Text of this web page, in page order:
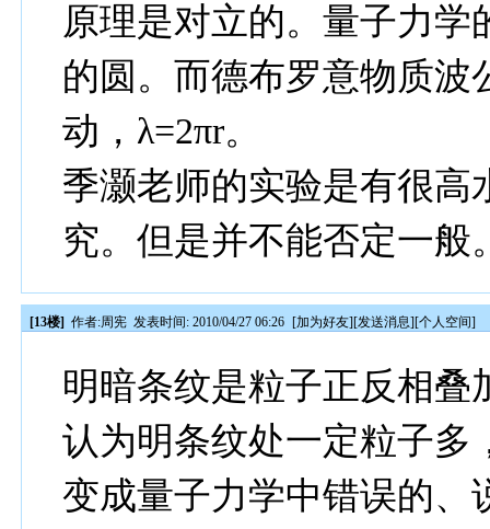
原理是对立的。量子力
的圆。而德布罗意物质波
动，λ=2πr。
季灏老师的实验是有很高
究。但是并不能否定一般
[13楼] 作者:周宪 发表时间: 2010/04/27 06:26 [加为好友][发送消息][个人空间]
明暗条纹是粒子正反相叠
认为明条纹处一定粒子多
变成量子力学中错误的、